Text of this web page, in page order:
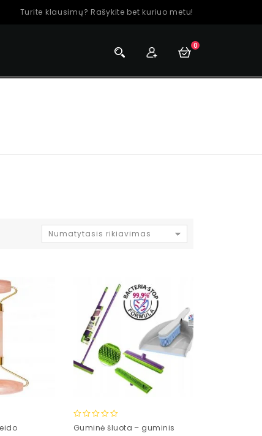
Turite klausimų? Rašykite bet kuriuo metu!
0
Numatytasis rikiavimas
0
Guminė šluota – guminis